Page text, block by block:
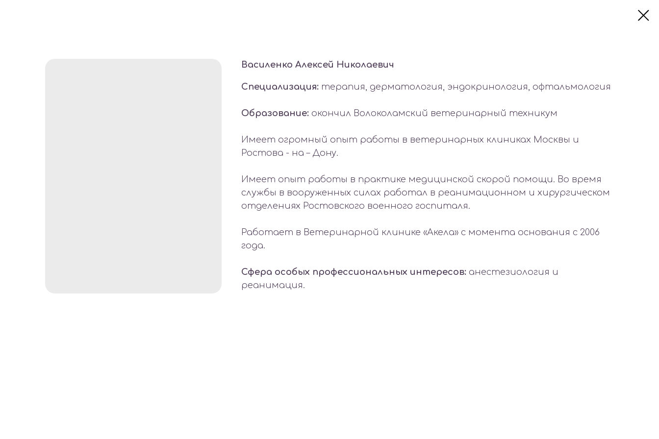
Василенко Алексей Николаевич
Специализация: терапия, дерматология, эндокринология, офтальмология
Образование: окончил Волоколамский ветеринарный техникум
Имеет огромный опыт работы в ветеринарных клиниках Москвы и
Ростова - на – Дону.
Имеет опыт работы в практике медицинской скорой помощи. Во время
службы в вооруженных силах работал в реанимационном и хирургическом
отделениях Ростовского военного госпиталя.
Работает в Ветеринарной клинике «Акела» с момента основания с 2006
года.
Сфера особых профессиональных интересов: анестезиология и
реанимация.